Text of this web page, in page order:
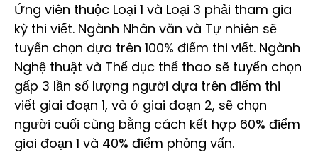
Ứng viên thuộc Loại 1 và Loại 3 phải tham gia
kỳ thi viết. Ngành Nhân văn và Tự nhiên sẽ
tuyển chọn dựa trên 100% điểm thi viết. Ngành
Nghệ thuật và Thể dục thể thao sẽ tuyển chọn
gấp 3 lần số lượng người dựa trên điểm thi
viết giai đoạn 1, và ở giai đoạn 2, sẽ chọn
người cuối cùng bằng cách kết hợp 60% điểm
giai đoạn 1 và 40% điểm phỏng vấn.